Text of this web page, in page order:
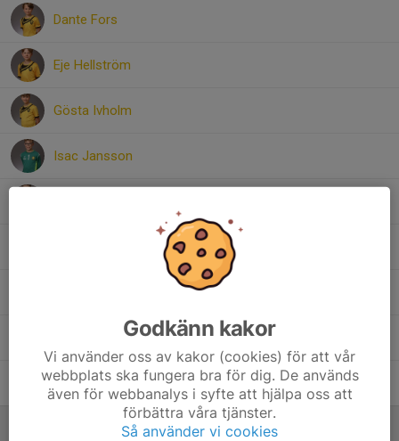
Dante Fors
Eje Hellström
Gösta Ivholm
Isac Jansson
Viggo Sämfors
Wesam Abdulrazzak
Godkänn kakor
Vi använder oss av kakor (cookies) för att vår
webbplats ska fungera bra för dig. De används
även för webbanalys i syfte att hjälpa oss att
förbättra våra tjänster.
Så använder vi cookies